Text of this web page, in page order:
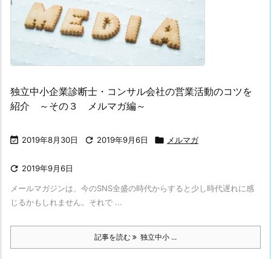
独立中小企業診断士・コンサル会社の営業活動のコツを
紹介 ～その３ メルマガ編～
 2019年8月30日  2019年9月6日  メルマガ
 2019年9月6日
メールマガジンは、今のSNS全盛の時代からすると少し時代遅れに感
じるかもしれません。それで ...
記事を読む 独立中小 ...